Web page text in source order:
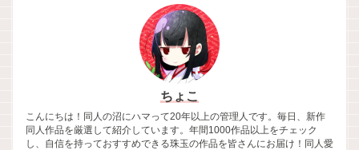
ちょこ
こんにちは！同人の沼にハマって20年以上の管理人です。毎日、新作
同人作品を厳選して紹介しています。年間1000作品以上をチェック
し、自信を持っておすすめできる珠玉の作品を皆さんにお届け！同人愛